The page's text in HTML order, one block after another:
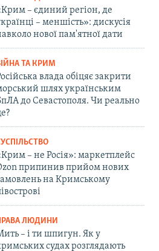
– єдиний регіон, де
– меншість»: дискусія
нової пам'ятної дати
ТА КРИМ
влада обіцяє закрити
шлях українським
до Севастополя. Чи реально
– не Росія»: маркетплейс
припинив прийом нових
на Кримському
ЛЮДИНИ
– і ти шпигун. Як у
судах розглядають